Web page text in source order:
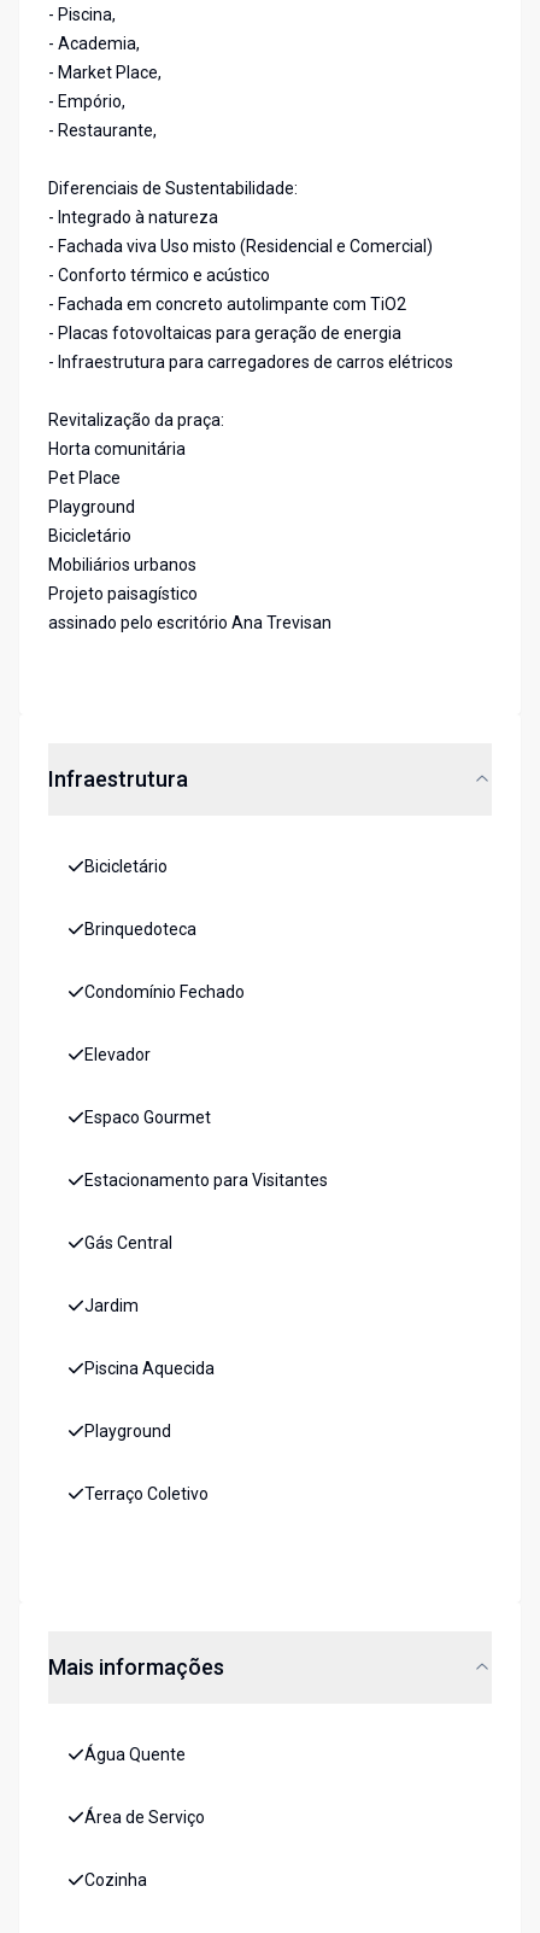
- Piscina,
- Academia,
- Market Place,
- Empório,
- Restaurante,
Diferenciais de Sustentabilidade:
- Integrado à natureza
- Fachada viva Uso misto (Residencial e Comercial)
- Conforto térmico e acústico
- Fachada em concreto autolimpante com TiO2
- Placas fotovoltaicas para geração de energia
- Infraestrutura para carregadores de carros elétricos
Revitalização da praça:
Horta comunitária
Pet Place
Playground
Bicicletário
Mobiliários urbanos
Projeto paisagístico
assinado pelo escritório Ana Trevisan
Infraestrutura
Bicicletário
Brinquedoteca
Condomínio Fechado
Elevador
Espaco Gourmet
Estacionamento para Visitantes
Gás Central
Jardim
Piscina Aquecida
Playground
Terraço Coletivo
Mais informações
Água Quente
Área de Serviço
Cozinha